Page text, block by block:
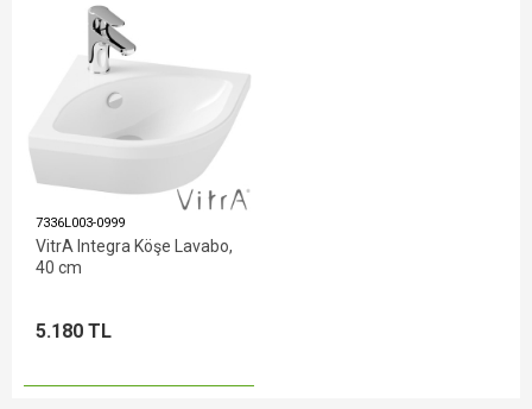
7336L003-0999
VitrA Integra Köşe Lavabo,
40 cm
5.180 TL